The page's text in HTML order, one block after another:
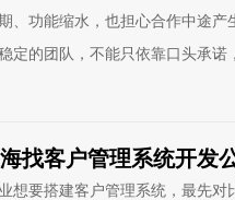
、功能缩水，也担心合作中途
定的团队，不能只依靠口头承诺
找客户管理系统开发
想要搭建客户管理系统，最先